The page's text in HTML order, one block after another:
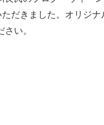
だきました。オリジ
さい。